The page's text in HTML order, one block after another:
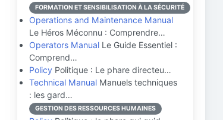
FORMATION ET SENSIBILISATION À LA SÉCURITÉ
Operations and Maintenance Manual
Le Héros Méconnu : Comprendre…
Operators Manual Le Guide Essentiel :
Comprend…
Policy Politique : Le phare directeu…
Technical Manual Manuels techniques
: les gard…
GESTION DES RESSOURCES HUMAINES